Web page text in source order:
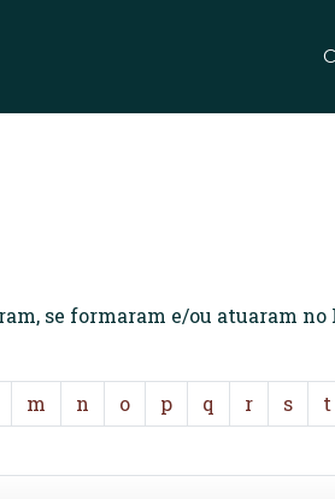
se formaram e/ou atuaram no
m n o p q r s t